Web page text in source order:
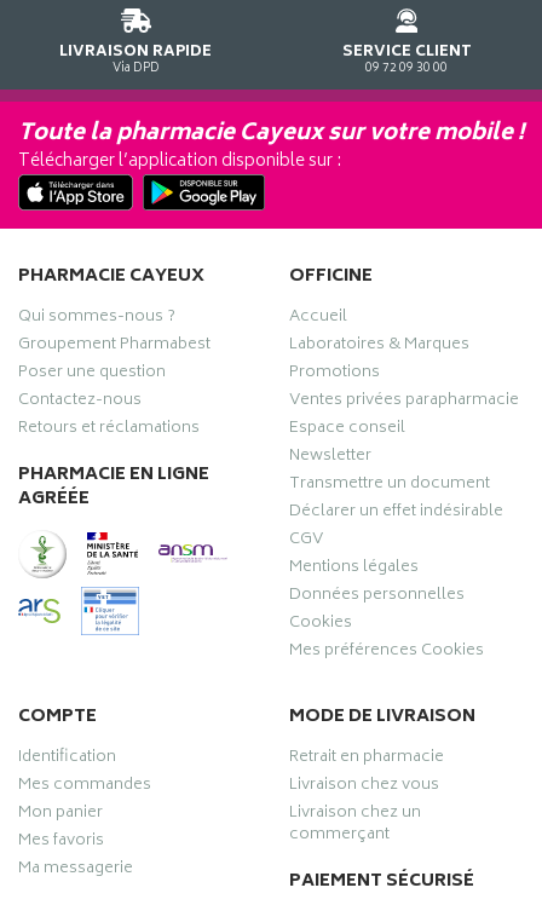
LIVRAISON RAPIDE
Via DPD
SERVICE CLIENT
09 72 09 30 00
Toute la pharmacie Cayeux sur votre mobile !
Télécharger l’application disponible sur :
PHARMACIE CAYEUX
Qui sommes-nous ?
Groupement Pharmabest
Poser une question
Contactez-nous
Retours et réclamations
PHARMACIE EN LIGNE
AGRÉÉE
OFFICINE
Accueil
Laboratoires & Marques
Promotions
Ventes privées parapharmacie
Espace conseil
Newsletter
Transmettre un document
Déclarer un effet indésirable
CGV
Mentions légales
Données personnelles
Cookies
Mes préférences Cookies
COMPTE
Identification
Mes commandes
Mon panier
Mes favoris
Ma messagerie
MODE DE LIVRAISON
Retrait en pharmacie
Livraison chez vous
Livraison chez un
commerçant
PAIEMENT SÉCURISÉ